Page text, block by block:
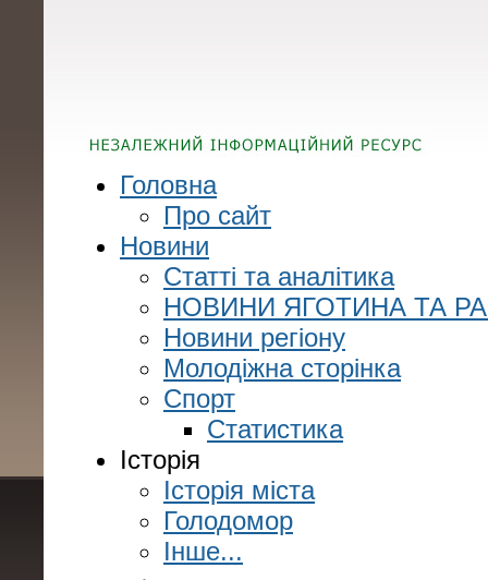
Головна
Про сайт
Новини
Статті та аналітика
НОВИНИ ЯГОТИНА ТА
Новини регіону
Молодіжна сторінка
Спорт
Статистика
Історія
Історія міста
Голодомор
Інше...